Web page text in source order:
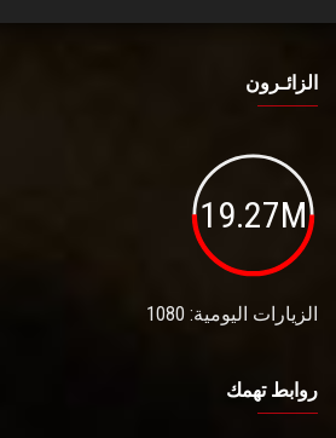
الزائـرون
19.27M
الزيارات اليومية: 1080
روابط تهمك